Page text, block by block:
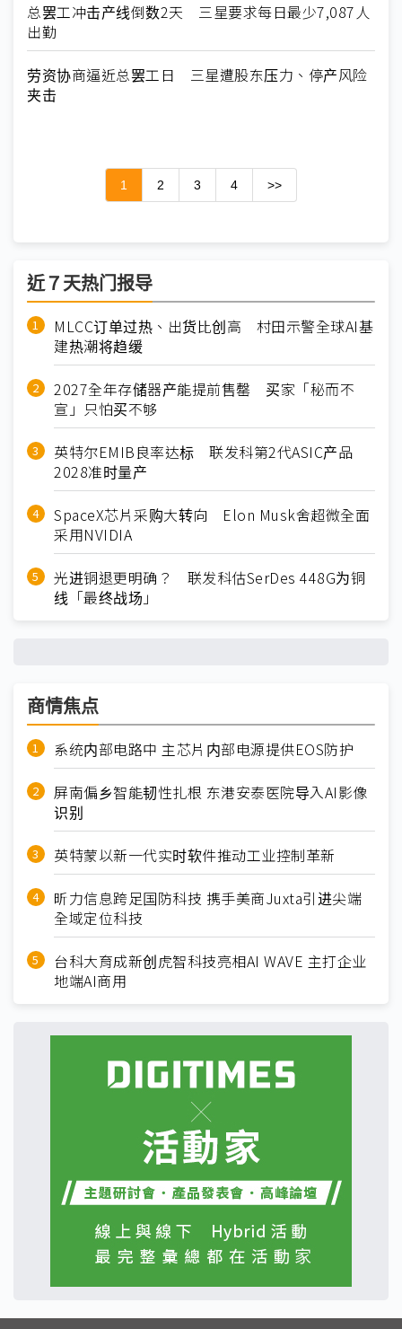
总罢工冲击产线倒数2天 三星要求每日最少7,087人
出勤
劳资协商逼近总罢工日 三星遭股东压力、停产风险
夹击
1 2 3 4 >>
近７天热门报导
MLCC订单过热、出货比创高 村田示警全球AI基
建热潮将趋缓
2027全年存储器产能提前售罄 买家「秘而不
宣」只怕买不够
英特尔EMIB良率达标 联发科第2代ASIC产品
2028准时量产
SpaceX芯片采购大转向 Elon Musk舍超微全面
采用NVIDIA
光进铜退更明确？ 联发科估SerDes 448G为铜
线「最终战场」
商情焦点
系统内部电路中 主芯片内部电源提供EOS防护
屏南偏乡智能韧性扎根 东港安泰医院导入AI影像
识别
英特蒙以新一代实时软件推动工业控制革新
昕力信息跨足国防科技 携手美商Juxta引进尖端
全域定位科技
台科大育成新创虎智科技亮相AI WAVE 主打企业
地端AI商用